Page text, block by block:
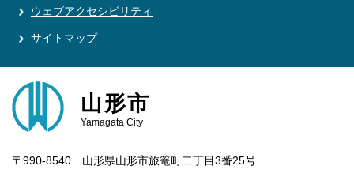
ウェブアクセシビリティ
サイトマップ
山形市
Yamagata City
〒990-8540 山形県山形市旅篭町二丁目3番25号